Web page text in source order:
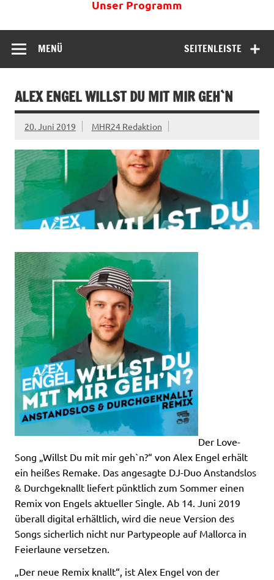
Unser Programm
SEITENLEISTE
MENÜ
ALEX ENGEL WILLST DU MIT MIR GEH`N
20. Juni 2019 MHR24 Redaktion
Der Love-
Song „Willst Du mit mir geh`n?“ von Alex Engel erhält
ein heißes Remake. Das angesagte DJ-Duo Anstandslos
& Durchgeknallt liefert pünktlich zum Sommer einen
Remix von Engels aktueller Single. Ab 14. Juni 2019
überall digital erhältlich, wird die neue Version des
Songs sicherlich nicht nur Partypeople auf Mallorca in
Feierlaune versetzen.
„Der neue Remix knallt“, ist Alex Engel von der